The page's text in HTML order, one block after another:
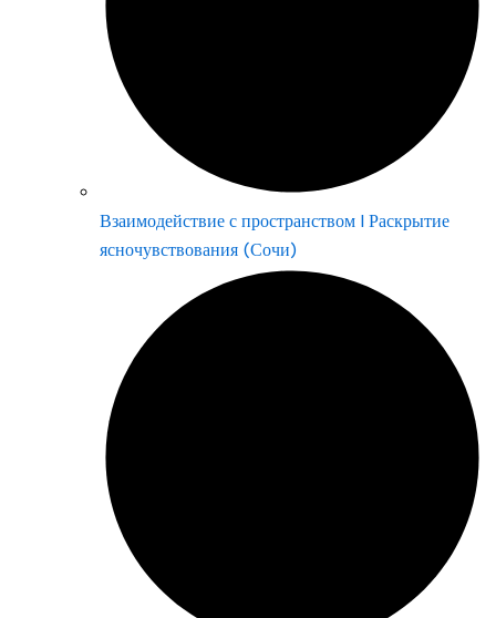
Взаимодействие с пространством | Раскрытие
ясночувствования (Сочи)